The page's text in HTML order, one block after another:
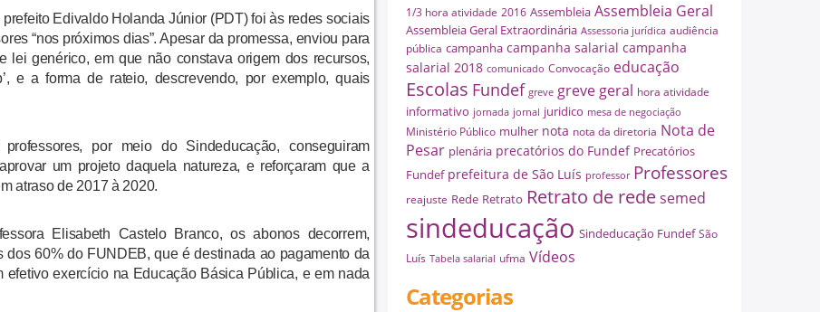
Edivaldo Holanda Júnior (PDT) foi às redes sociais
“nos próximos dias”. Apesar da promessa, enviou para
lei genérico, em que não constava origem dos recursos,
e a forma de rateio, descrevendo, por exemplo, quais
por meio do Sindeducação, conseguiram
um projeto daquela natureza, e reforçaram que a
atraso de 2017 à 2020.
Elisabeth Castelo Branco, os abonos decorrem,
dos 60% do FUNDEB, que é destinada ao pagamento da
exercício na Educação Básica Pública, e em nada
1/3 hora atividade 2016 Assembleia Assembleia Geral
Assembleia Geral Extraordinária Assessoria jurídica audiência
pública campanha campanha salarial campanha
salarial 2018 comunicado Convocação educação
Escolas Fundef greve greve geral hora atividade
informativo jornada jornal juridico mesa de negociação
Ministério Público mulher nota nota da diretoria Nota de
Pesar plenária precatórios do Fundef Precatórios
Fundef prefeitura de São Luís professor Professores
reajuste Rede Retrato Retrato de redesemed
sindeducação Sindeducação Fundef São
Luís Tabela salarial ufma Vídeos
Categorias